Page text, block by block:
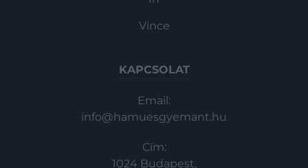
Vince
KAPCSOLAT
Email:
info@hamuesgyemant.hu
Cím:
1024 Budapest,